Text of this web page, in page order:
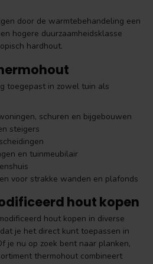
door de warmtebehandeling een
hogere duurzaamheidsklasse
hardhout.
toegepast in zowel tuin als
schuren en bijgebouwen
steigers
en tuinmeubilair
voor strakke wanden en plafonds
hout kopen
hout kopen in diverse
je het direct kunt toepassen in
je nu op zoek bent naar planken,
thermohout combineert